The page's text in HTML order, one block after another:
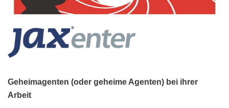
Geheimagenten (oder geheime Agenten) bei ihrer
Arbeit